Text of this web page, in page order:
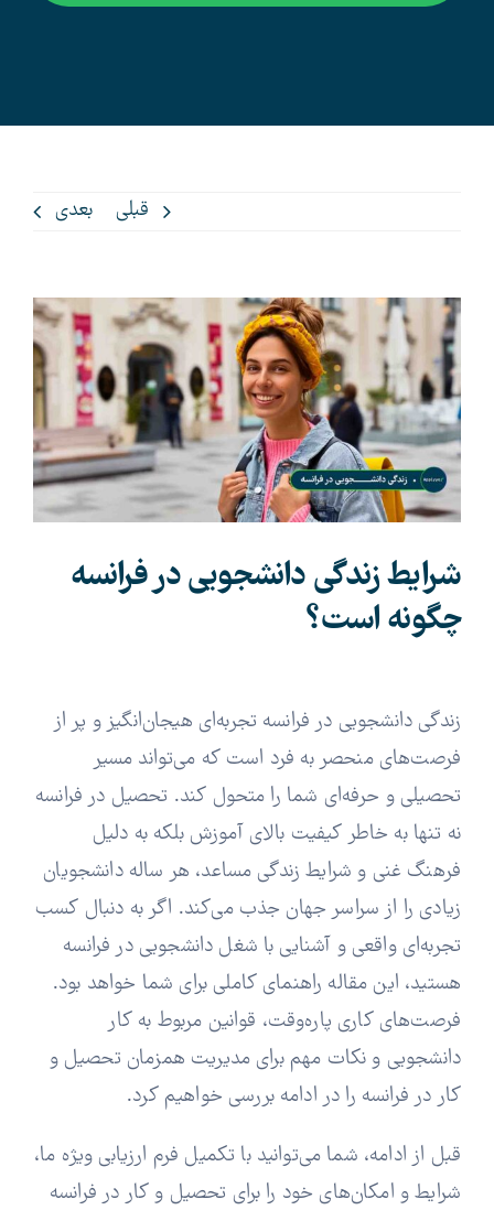
قبلی بعدی
View
Larger
Image
شرایط زندگی دانشجویی در فرانسه
چگونه است؟
زندگی دانشجویی در فرانسه تجربه‌ای هیجان‌انگیز و پر از
فرصت‌های منحصر به فرد است که می‌تواند مسیر
تحصیلی و حرفه‌ای شما را متحول کند. تحصیل در فرانسه
نه تنها به خاطر کیفیت بالای آموزش بلکه به دلیل
فرهنگ غنی و شرایط زندگی مساعد، هر ساله دانشجویان
زیادی را از سراسر جهان جذب می‌کند. اگر به دنبال کسب
تجربه‌ای واقعی و آشنایی با شغل دانشجویی در فرانسه
هستید، این مقاله راهنمای کاملی برای شما خواهد بود.
فرصت‌های کاری پاره‌وقت، قوانین مربوط به کار
دانشجویی و نکات مهم برای مدیریت همزمان تحصیل و
کار در فرانسه را در ادامه بررسی خواهیم کرد.
قبل از ادامه، شما می‌توانید با تکمیل فرم ارزیابی ویژه ما،
شرایط و امکان‌های خود را برای تحصیل و کار در فرانسه